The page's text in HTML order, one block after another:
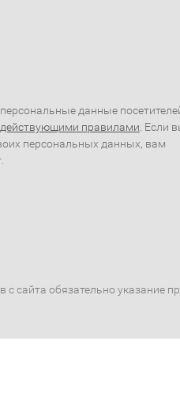
данные
действующими правилами . Если
персональных данных, вам
с сайта обязательно указание